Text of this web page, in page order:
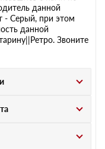
данной
- Серый, при этом
данной
Звоните